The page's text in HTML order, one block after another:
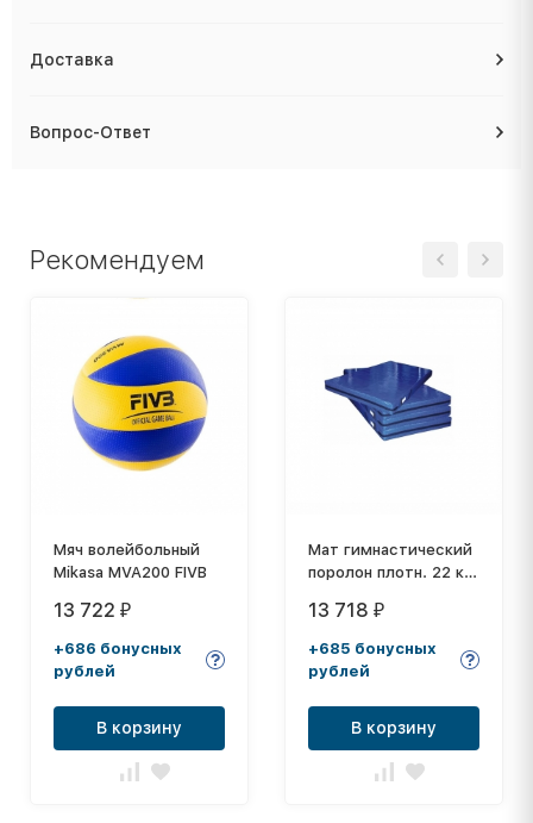
Доставка
Вопрос-Ответ
Рекомендуем
Мяч волейбольный
Mikasa MVA200 FIVB
13 722 ₽
+686 бонусных
рублей
В корзину
Мат гимнастический
поролон плотн. 22 кг/
тент + антислип, на
молнии
13 718 ₽
+685 бонусных
рублей
В корзину